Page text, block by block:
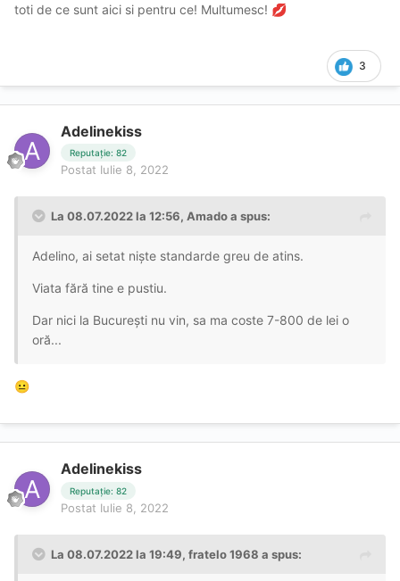
toti de ce sunt aici si pentru ce! Multumesc! 💋
3
Adelinekiss
Reputație: 82
Postat Iulie 8, 2022
La 08.07.2022 la 12:56, Amadoa spus:
Adelino, ai setat niște standarde greu de atins.
Viata fără tine e pustiu.
Dar nici la București nu vin, sa ma coste 7-800 de lei o
oră...
😐
Adelinekiss
Reputație: 82
Postat Iulie 8, 2022
La 08.07.2022 la 19:49, fratelo 1968 a spus: